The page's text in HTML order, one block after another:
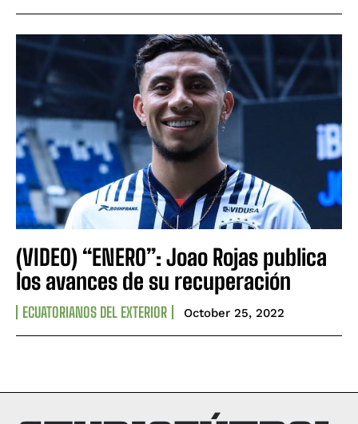
(VIDEO) “ENERO”: Joao Rojas publica
los avances de su recuperación
ECUATORIANOS DEL EXTERIOR October 25, 2022